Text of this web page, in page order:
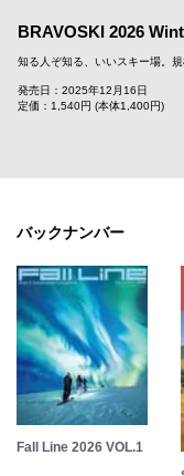
BRAVOSKI 2026
知る人ぞ知る、いいスキー場。
発売日：2025年12月16日
定価：1,540円 (本体1,400円)
バックナンバー
Fall Line 2026 VOL.1